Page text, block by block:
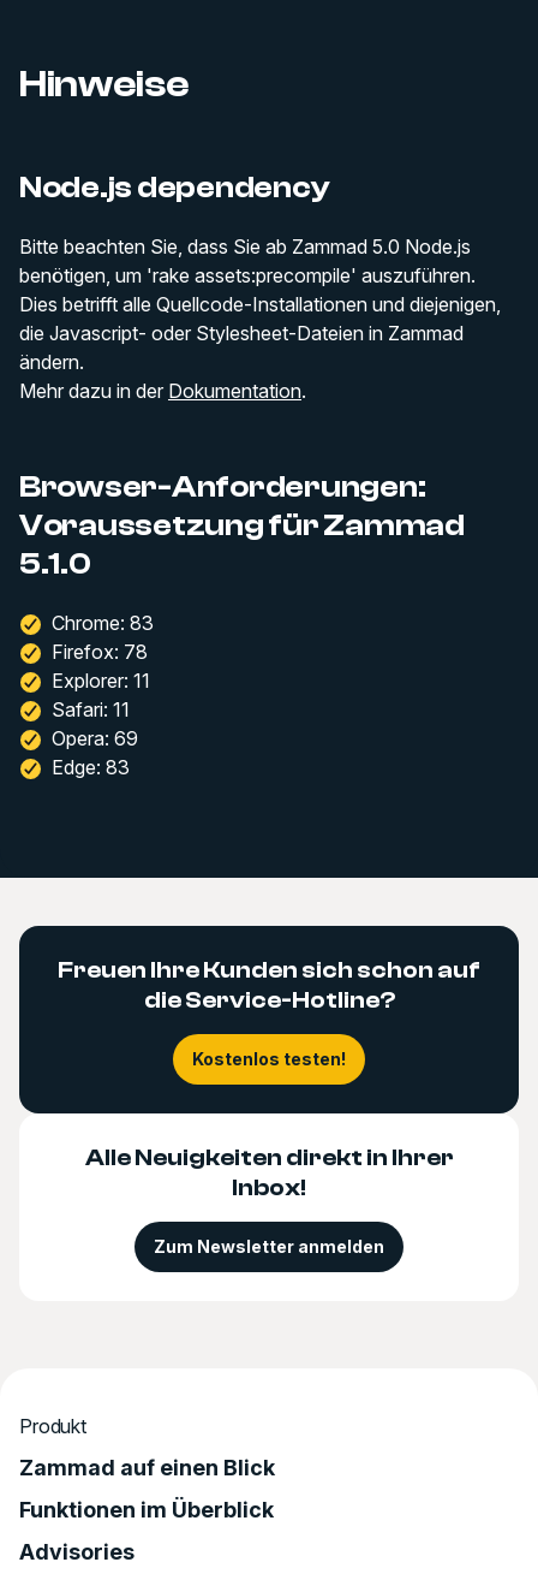
Hinweise
Node.js dependency
Bitte beachten Sie, dass Sie ab Zammad 5.0 Node.js
benötigen, um 'rake assets:precompile' auszuführen.
Dies betrifft alle Quellcode-Installationen und diejenigen,
die Javascript- oder Stylesheet-Dateien in Zammad
ändern.
Mehr dazu in der Dokumentation.
Browser-Anforderungen:
Voraussetzung für Zammad
5.1.0
Chrome: 83
Firefox: 78
Explorer: 11
Safari: 11
Opera: 69
Edge: 83
Freuen Ihre Kunden sich schon auf
die Service-Hotline?
Kostenlos testen!
Alle Neuigkeiten direkt in Ihrer
Inbox!
Zum Newsletter anmelden
Produkt
Zammad auf einen Blick
Funktionen im Überblick
Advisories